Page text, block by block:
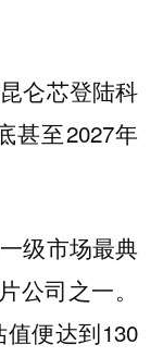
仑芯登陆科
甚至2027年
级市场最典
公司之一。
便达到130